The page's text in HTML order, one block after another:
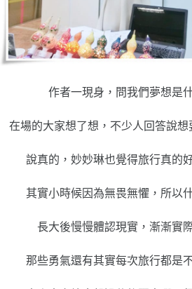
作者一現身，問我們夢想是
在場的大家想了想，不少人回答說想
說真的，妙妙琳也覺得旅行真的
其實小時候因為無畏無懼，所以
長大後慢慢體認現實，漸漸實
那些勇氣還有其實每次旅行都是